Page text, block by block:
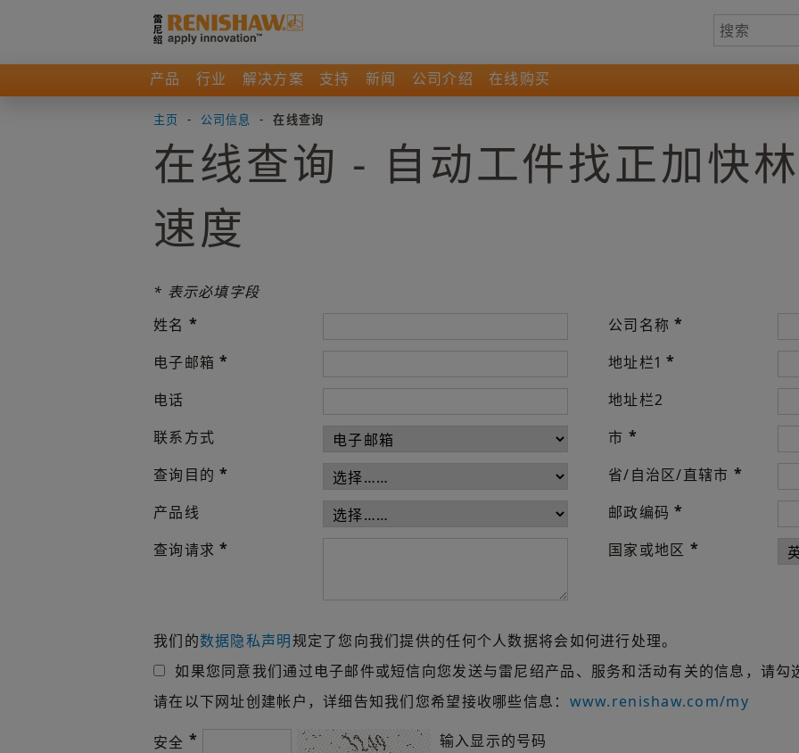
产品 行业 解决方案 支持 新闻 公司介绍 在线购买
主页 - 公司信息 - 在线查询
在线查询 - 自动工件找正加快
速度
* 表示必填字段
姓名 *
电子邮箱*
电话
联系方式
查询目的*
产品线
查询请求*
公司名称*
地址栏1*
地址栏2
市 *
省/自治区/直辖市 *
邮政编码*
国家或地区 *
我们的数据隐私声明规定了您向我们提供的任何个人数据将会如何进行处理。
如果您同意我们通过电子邮件或短信向您发送与雷尼绍产品、服务和活动有关的信息，请勾
请在以下网址创建帐户，详细告知我们您希望接收哪些信息： www.renishaw.com/my
安全 * 输入显示的号码